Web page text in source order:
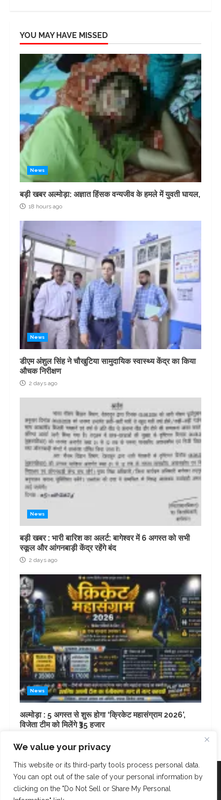
We value your privacy
This website or its third-party tools process personal data.
You can opt out of the sale of your personal information by
clicking on the "Do Not Sell or Share My Personal
YOU MAY HAVE MISSED
News
बड़ी खबर अल्मोड़ा: अज्ञात हिंसक वन्यजीव के हमले में युवती घायल,
18 hours ago
News
डीएम अंशुल सिंह ने चौखुटिया सामुदायिक स्वास्थ्य केंद्र का किया
औचक निरीक्षण
2 days ago
News
बड़ी खबर : भारी बारिश का अलर्ट: बागेश्वर में 6 अगस्त को सभी
स्कूल और आंगनबाड़ी केंद्र रहेंगे बंद
2 days ago
News
अल्मोड़ा : 5 अगस्त से शुरू होगा ‘क्रिकेट महासंग्राम 2026’,
विजेता टीम को मिलेंगे ₹35 हजार
FacebookInstagram
Twitter